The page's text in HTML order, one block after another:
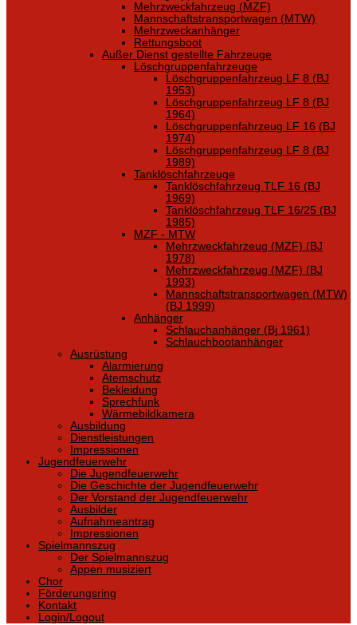
Mehrzweckfahrzeug (MZF)
Mannschaftstransportwagen (MTW)
Mehrzweckanhänger
Rettungsboot
Außer Dienst gestellte Fahrzeuge
Löschgruppenfahrzeuge
Löschgruppenfahrzeug LF 8 (BJ
1953)
Löschgruppenfahrzeug LF 8 (BJ
1964)
Löschgruppenfahrzeug LF 16 (BJ
1974)
Löschgruppenfahrzeug LF 8 (BJ
1989)
Tanklöschfahrzeuge
Tanklöschfahrzeug TLF 16 (BJ
1969)
Tanklöschfahrzeug TLF 16/25 (BJ
1985)
MZF - MTW
Mehrzweckfahrzeug (MZF) (BJ
1978)
Mehrzweckfahrzeug (MZF) (BJ
1993)
Mannschaftstransportwagen (MTW)
(BJ 1999)
Anhänger
Schlauchanhänger (Bj 1961)
Schlauchbootanhänger
Ausrüstung
Alarmierung
Atemschutz
Bekleidung
Sprechfunk
Wärmebildkamera
Ausbildung
Dienstleistungen
Impressionen
Jugendfeuerwehr
Die Jugendfeuerwehr
Die Geschichte der Jugendfeuerwehr
Der Vorstand der Jugendfeuerwehr
Ausbilder
Aufnahmeantrag
Impressionen
Spielmannszug
Der Spielmannszug
Appen musiziert
Chor
Förderungsring
Kontakt
Login/Logout